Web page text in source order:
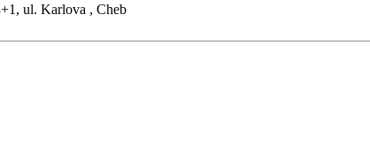
ul. Karlova , Cheb